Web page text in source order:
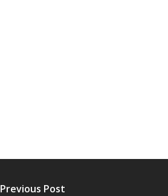
Previous Post